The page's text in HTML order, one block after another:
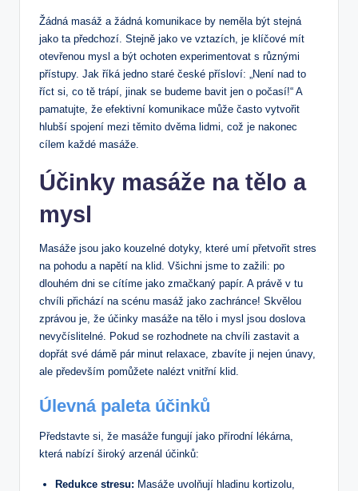
Žádná masáž a žádná komunikace by neměla být stejná
jako ta ‌předchozí. Stejně jako ve vztazích,​ je klíčové mít
otevřenou mysl a ⁤být ochoten experimentovat s různými
přístupy. Jak říká jedno ⁢staré české přísloví: „Není nad to ​
říct⁢ si,‍ co tě trápí, jinak ⁤se budeme bavit jen o ⁣počasí!“ A⁣
pamatujte, že efektivní komunikace může často vytvořit
‌hlubší spojení mezi těmito dvěma lidmi, což je⁤ nakonec ​
cílem každé‌ masáže.
Účinky masáže na ⁢tělo​ a
mysl
Masáže jsou jako kouzelné dotyky, ⁣které umí přetvořit stres
na pohodu a napětí na ⁢klid. Všichni ⁣jsme to zažili: po
dlouhém dni se cítíme jako zmačkaný papír.​ A právě v tu
chvíli přichází⁣ na scénu ‍masáž jako zachránce! Skvělou‍
zprávou je, že účinky masáže na tělo i mysl jsou doslova
nevyčíslitelné. Pokud se⁢ rozhodnete na​ chvíli zastavit a
dopřát své dámě pár ⁤minut relaxace, zbavíte ji nejen únavy,
ale především⁤ pomůžete nalézt vnitřní ⁣klid.
Úlevná paleta účinků
Představte si, že masáže fungují jako přírodní lékárna,
která nabízí široký arzenál účinků:
Redukce stresu: Masáže uvolňují hladinu kortizolu,⁤